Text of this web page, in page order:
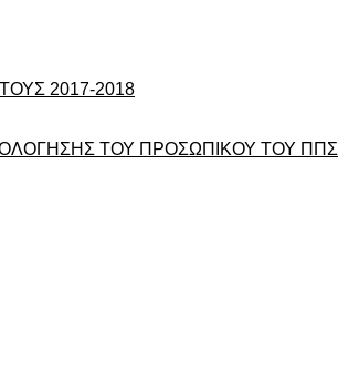
2017-2018
ΤΟΥ ΠΡΟΣΩΠΙΚΟΥ ΤΟΥ ΠΠΣ